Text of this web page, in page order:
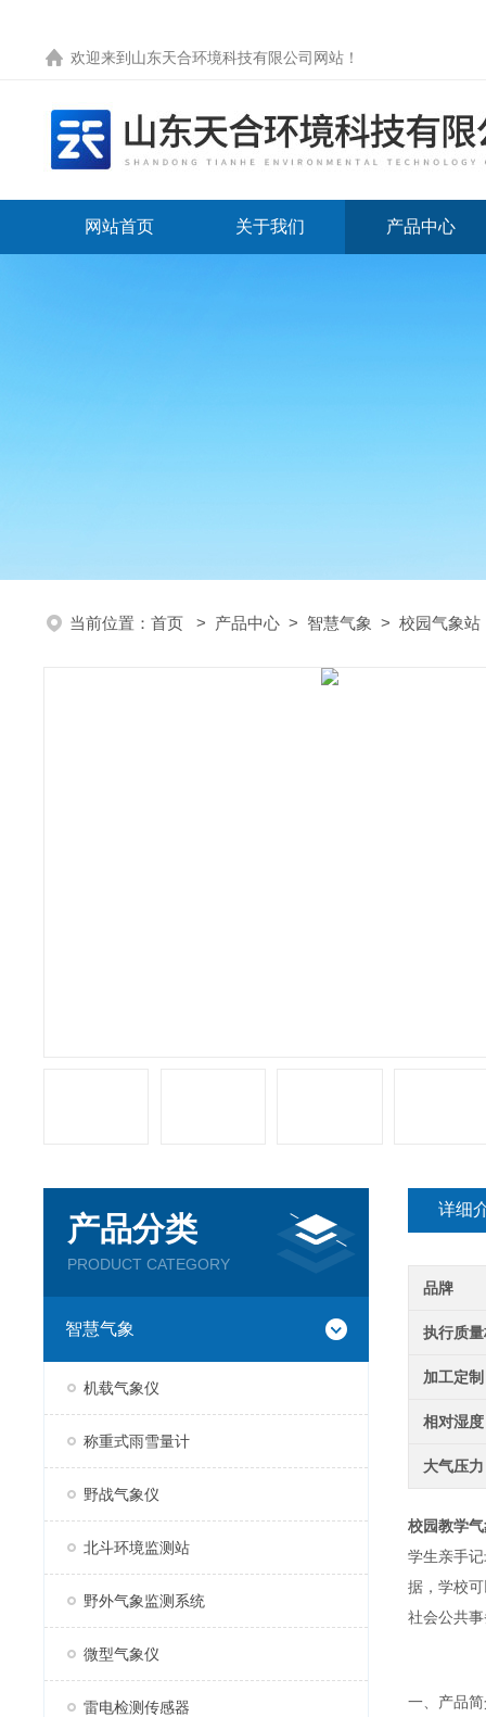
欢迎来到 山东天合环境科技有限公司网站 ！
网站首页 关于我们 产品中心
当前位置： 首页 > 产品中心 > 智慧气象 > 校园气象站
产品分类
PRODUCT CATEGORY
智慧气象
机载气象仪
称重式雨雪量计
野战气象仪
北斗环境监测站
野外气象监测系统
微型气象仪
雷电检测传感器
详细
品牌
执行质
加工定制
相对湿度
大气压力
校园教学
学生亲手
据，学校
社会公共
一、产品